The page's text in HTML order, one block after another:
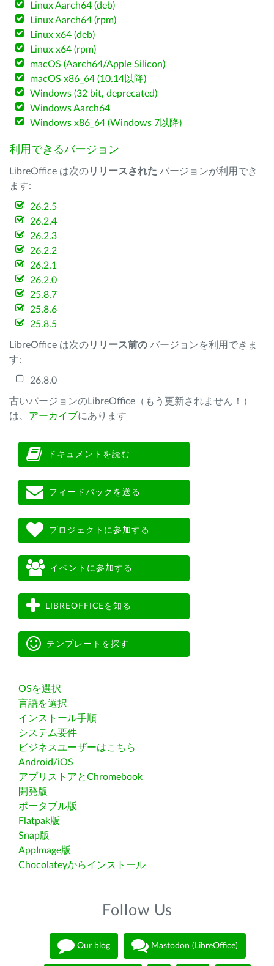
Linux Aarch64 (deb)
Linux Aarch64 (rpm)
Linux x64 (deb)
Linux x64 (rpm)
macOS (Aarch64/Apple Silicon)
macOS x86_64 (10.14以降)
Windows (32 bit, deprecated)
Windows Aarch64
Windows x86_64 (Windows 7以降)
利用できるバージョン
LibreOffice は次のリリースされた バージョンが利用でき
ます:
26.2.5
26.2.4
26.2.3
26.2.2
26.2.1
26.2.0
25.8.7
25.8.6
25.8.5
LibreOffice は次のリリース前の バージョンを利用できま
す:
26.8.0
古いバージョンのLibreOffice（もう更新されません！）
は、 アーカイブにあります
ドキュメントを読む
フィードバックを送る
プロジェクトに参加する
イベントに参加する
LIBREOFFICEを知る
テンプレートを探す
OSを選択
言語を選択
インストール手順
システム要件
ビジネスユーザーはこちら
Android/iOS
アプリストアとChromebook
開発版
ポータブル版
Flatpak版
Snap版
AppImage版
Chocolateyからインストール
Follow Us
Our blog Mastodon (LibreOffice)